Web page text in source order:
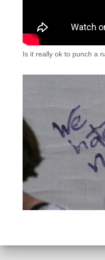
Is it really ok to punch a